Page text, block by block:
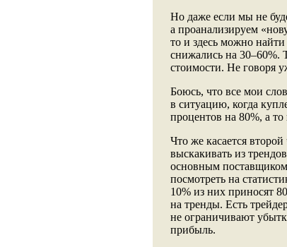
Но даже если мы не
а проанализируем
то и здесь можно
снижались на 30–60%.
стоимости. Не говоря
Боюсь, что все мои
в ситуацию, когда
процентов на 80%, а то
Что же касается
выскакивать из
основным
посмотреть на
10% из них приносят
на тренды. Есть
не ограничивают
прибыль.